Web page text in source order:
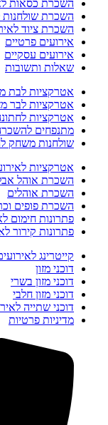
השכרת כסאות
השכרת שולחנות
השכרת ציוד
אירועים פרטיים
אירועים עסקיים
שאלות ותשובות
אטרקציות לבת
אטרקציות לבר
אטרקציות לחתונה
מתנפחים להשכרה
שולחנות משחק
אטרקציות
השכרת אוהל
השכרת אוהלים
השכרת פופים
פתרונות חימום
פתרונות קירור
קייטרינג לאירועים
דוכני מזון
דוכני מזון בשרי
דוכני מזון חלבי
דוכני שתייה
מדיניות פרטיות